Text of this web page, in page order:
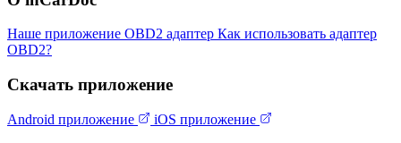
Наше приложение OBD2 адаптер Как использовать адаптер
OBD2?
Скачать приложение
Android приложение iOS приложение